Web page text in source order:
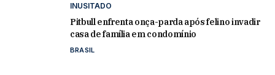
INUSITADO
Pitbull enfrenta onça-parda após felino invadir
casa de família em condomínio
BRASIL